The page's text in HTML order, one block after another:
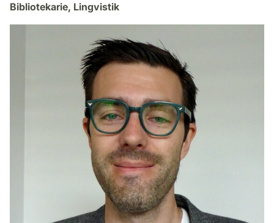
Bibliotekarie, Lingvistik